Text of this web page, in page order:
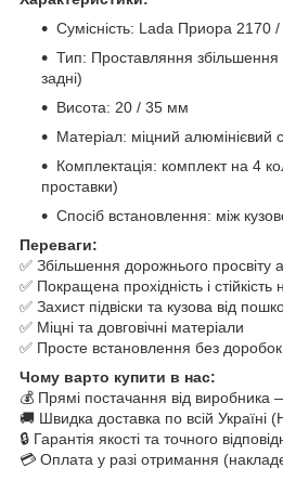
Сумісність: Lada Приора 2170
Тип: Проставляння збільшення
задні)
Висота: 20 / 35 мм
Матеріал: міцний алюмінієвий
Комплектація: комплект на 4
проставки)
Спосіб встановлення: між
Переваги:
✅ Збільшення дорожнього
✅ Покращена прохідність і
✅ Захист підвіски та кузова від
✅ Міцні та довговічні матеріали
✅ Просте встановлення без доробок
Чому варто купити в нас:
💰 Прямі постачання від виробника
🚚 Швидка доставка по всій
🔒 Гарантія якості та точного
💳 Оплата у разі отримання